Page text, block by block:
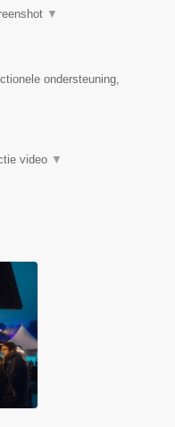
▼
ondersteuning,
video ▼